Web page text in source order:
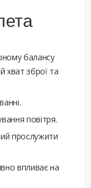
балансу
хват зброї та
повітря.
прослужити
впливає на